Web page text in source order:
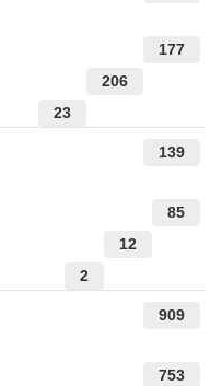
177
206
23
139
85
12
2
909
753